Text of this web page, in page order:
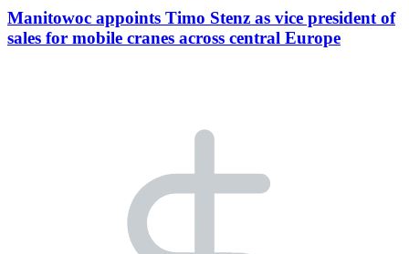
Manitowoc appoints Timo Stenz as vice president of
sales for mobile cranes across central Europe